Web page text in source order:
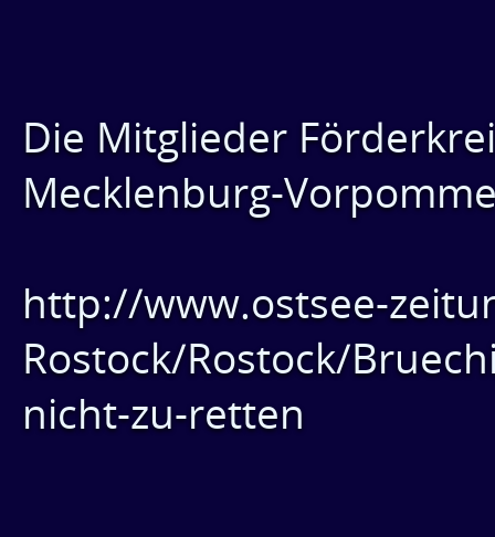
Die Mitglieder
Mecklenburg-
http://www.ostsee-
Rostock/Rostock/
nicht-zu-retten